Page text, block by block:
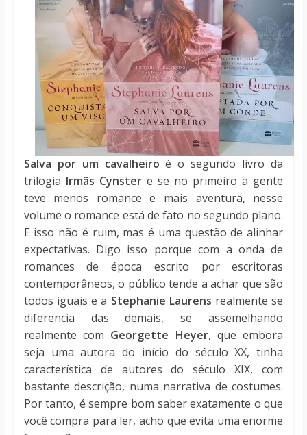
Salva por um cavalheiroé o segundo livro da
trilogia Irmãs Cynstere se no primeiro a gente
teve menos romance e mais aventura, nesse
volume o romance está de fato no segundo plano.
E isso não é ruim, mas é uma questão de alinhar
expectativas. Digo isso porque com a onda de
romances de época escrito por escritoras
contemporâneos, o público tende a achar que são
todos iguais e a Stephanie Laurens realmente se
diferencia das demais, se assemelhando
realmente com Georgette Heyer, que embora
seja uma autora do início do século XX, tinha
característica de autores do século XIX, com
bastante descrição, numa narrativa de costumes.
Por tanto, é sempre bom saber exatamente o que
você compra para ler, acho que evita uma enorme